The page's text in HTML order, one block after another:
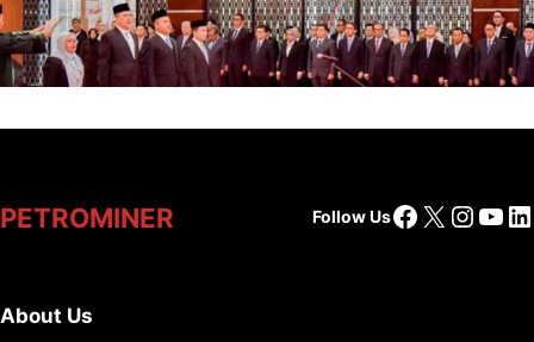
Geologi
PETROMINER Follow UsFacebook
X
About Us